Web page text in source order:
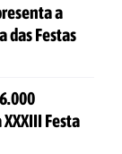
a
das Festas
Festa